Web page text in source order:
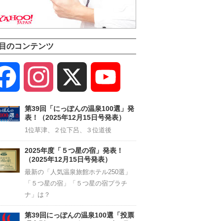
のコンテンツ
Facebook Instagram
Channel
第39回「にっぽんの温泉100選」発
表！（2025年12月15日号発表）
1位草津、２位下呂、３位道後
2025年度「５つ星の宿」発表！
（2025年12月15日号発表）
最新の「人気温泉旅館ホテル250選」
「５つ星の宿」「５つ星の宿プラチ
ナ」は？
第39回にっぽんの温泉100選「投票